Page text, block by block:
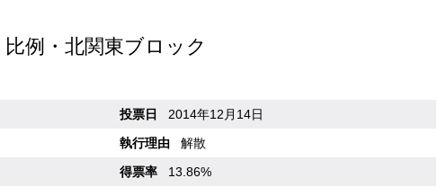
例・北関東ブロック
投票日
2014年12月14日
執行理由
解散
得票率
13.86%